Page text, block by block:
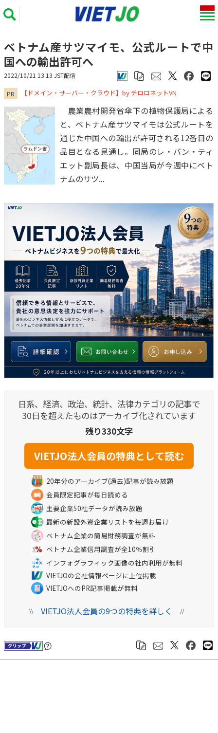
ベトナム産サツマイモ、公式ルートで中
国への輸出許可へ
2022/10/21 13:13 JST配信
PR ​​​​​​​【ドメイン・サーバー・クラウド】by チロロネットVN
農業農村開発省傘下の植物保護局による
と、ベトナム産サツマイモは公式ルートを
通じた中国への輸出が許可される12番目の
品目となる見通し。同局のレ・バン・ティ
エット副局長は、中国当局が今週中にベト
ナムのサツ...
日系、経済、政治、統計、法律カテゴリの記事で
30日を超えたものはアーカイブ化されています
残り330文字
20年分のアーカイブ(過去)記事が読み放題
会員限定記事が毎日読める
主要企業50社データが読み放題
最新の新設外資企業リストを毎週お届け
ベトナム企業の簡易財務調査が無料
ベトナム企業信用調査が全10％割引
インフォグラフィック画像の社内利用が無料
VIETJOの会社情報ページに上位掲載
VIETJOへのPR記事掲載が無料
\\VIETJO法人会員の9つの特典を詳しく //